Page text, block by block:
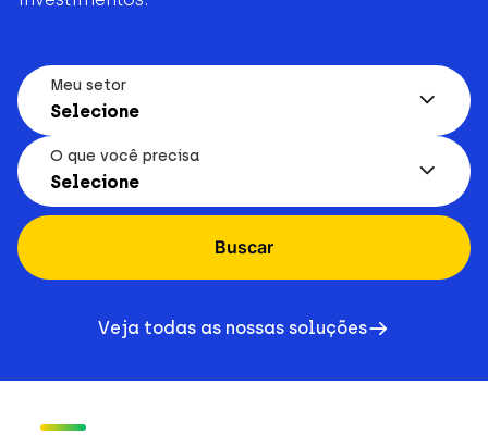
Meu setor
Selecione
O que você precisa
Selecione
Buscar
Veja todas as nossas soluções